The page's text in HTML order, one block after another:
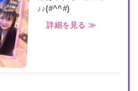
♪♪(#^^#)
詳細を見る ≫